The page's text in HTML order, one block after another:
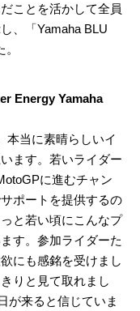
ことを活かして全員
、「Yamaha BLU
Energy Yamaha
本当に素晴らしいイ
ます。若いライダー
に進むチャン
ポートを提供するの
と若い頃にこんなプ
す。参加ライダーた
にも感銘を受けまし
りと見て取れまし
が来ると信じていま